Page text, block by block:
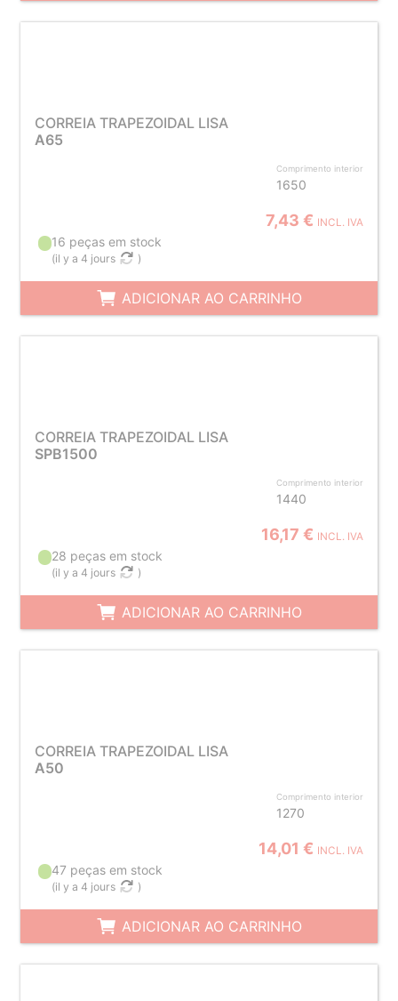
CORREIA TRAPEZOIDAL LISA
A65
Comprimento interior
1650
7,43 € INCL. IVA
16 peças em stock
(il y a 4 jours )
ADICIONAR AO CARRINHO
CORREIA TRAPEZOIDAL LISA
SPB1500
Comprimento interior
1440
16,17 € INCL. IVA
28 peças em stock
(il y a 4 jours )
ADICIONAR AO CARRINHO
CORREIA TRAPEZOIDAL LISA
A50
Comprimento interior
1270
14,01 € INCL. IVA
47 peças em stock
(il y a 4 jours )
ADICIONAR AO CARRINHO